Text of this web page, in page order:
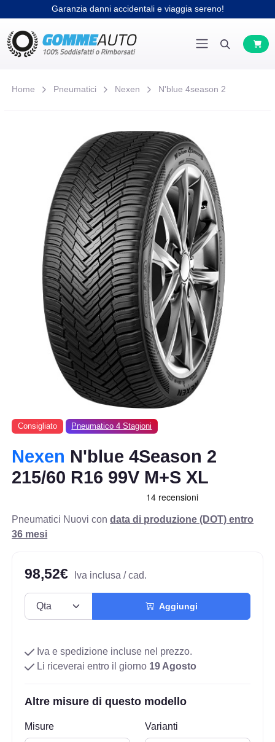
Garanzia danni accidentali e viaggia sereno!
Home Pneumatici Nexen N'blue 4season 2
Consigliato Pneumatico 4 Stagioni
Nexen N'blue 4Season 2
215/60 R16 99V M+S XL
Pneumatici Nuovi condata di produzione (DOT) entro
36 mesi
98,52€ Iva inclusa / cad.
Aggiungi
Iva e spedizione incluse nel prezzo.
Li riceverai entro il giorno 19 Agosto
Altre misure di questo modello
Misure Varianti